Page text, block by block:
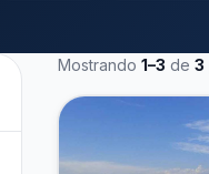
Mostrando 1–3 de 3